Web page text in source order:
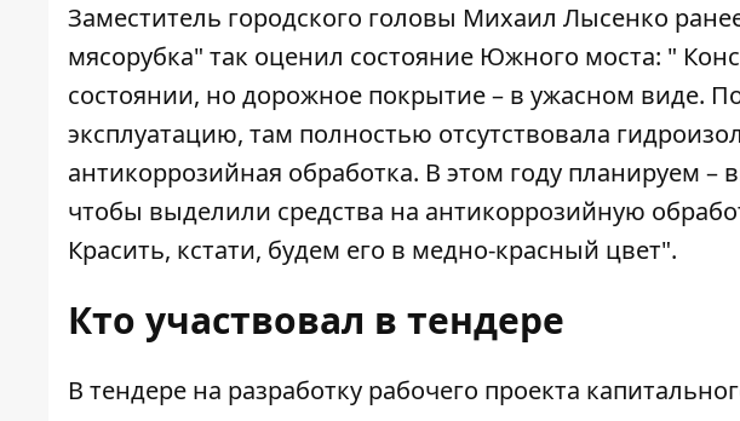
Заместитель городского головы Михаил Лысенко
мясорубка" так оценил состояние Южного моста: "
состоянии, но дорожное покрытие – в ужасном виде.
эксплуатацию, там полностью отсутствовала
антикоррозийная обработка. В этом году планируем –
чтобы выделили средства на антикоррозийную
Красить, кстати, будем его в медно-красный цвет".
Кто участвовал в тендере
В тендере на разработку рабочего проекта